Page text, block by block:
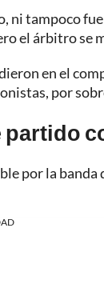
ni tampoco
el árbitro se
en el
por
partido
por la